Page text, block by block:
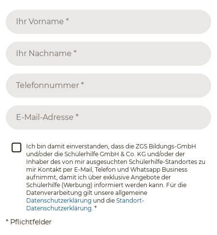
Ich bin damit einverstanden, dass die ZGS Bildungs-GmbH
und/oder die Schülerhilfe GmbH & Co. KG und/oder der
Inhaber des von mir ausgesuchten Schülerhilfe-Standortes zu
mir Kontakt per E-Mail, Telefon und Whatsapp Business
aufnimmt, damit ich über exklusive Angebote der
Schülerhilfe (Werbung) informiert werden kann. Für die
Datenverarbeitung gilt unsere allgemeine
Datenschutzerklärung und die Standort-
Datenschutzerklärung. *
* Pflichtfelder